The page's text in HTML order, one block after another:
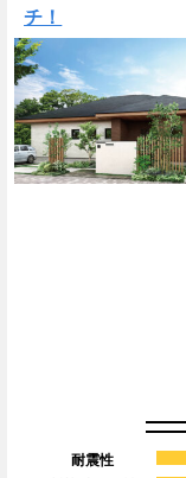
チ！
耐震性